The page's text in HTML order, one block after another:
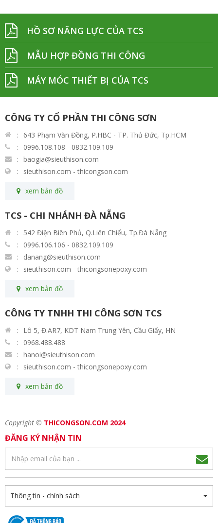
HỒ SƠ NĂNG LỰC CỦA TCS
MẪU HỢP ĐỒNG THI CÔNG
MÁY MÓC THIẾT BỊ CỦA TCS
CÔNG TY CỔ PHẦN THI CÔNG SƠN
643 Phạm Văn Đồng, P.HBC - TP. Thủ Đức, Tp.HCM
0996.108.108 - 0832.109.109
baogia@sieuthison.com
sieuthison.com - thicongson.com
xem bản đồ
TCS - CHI NHÁNH ĐÀ NẴNG
542 Điện Biên Phủ, Q.Liên Chiểu, Tp.Đà Nẵng
0996.106.106 - 0832.109.109
danang@sieuthison.com
sieuthison.com - thicongsonepoxy.com
xem bản đồ
CÔNG TY TNHH THI CÔNG SƠN TCS
Lô 5, Đ.AR7, KDT Nam Trung Yên, Cầu Giấy, HN
0968.488.488
hanoi@sieuthison.com
sieuthison.com - thicongsonepoxy.com
xem bản đồ
Copyright © THICONGSON.COM 2024
ĐĂNG KÝ NHẬN TIN
Thông tin - chính sách